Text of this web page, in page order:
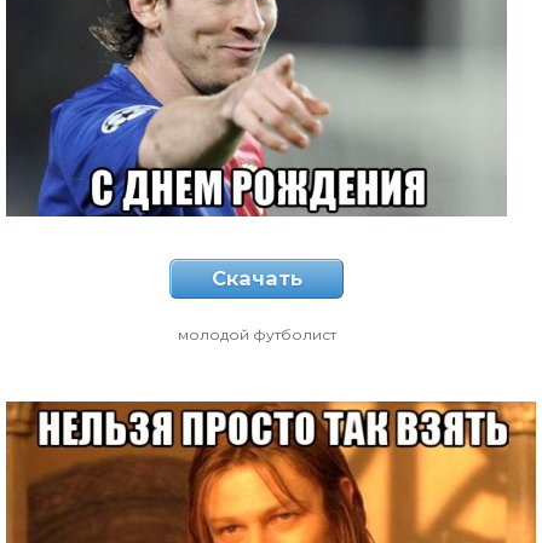
Скачать
молодой футболист